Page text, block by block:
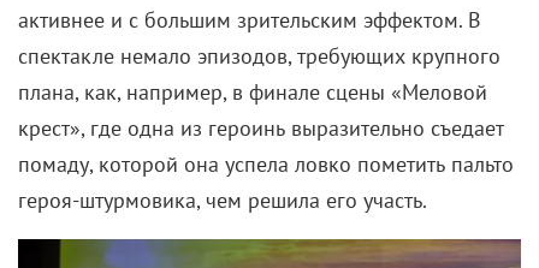
активнее и с большим зрительским эффектом. В
спектакле немало эпизодов, требующих крупного
плана, как, например, в финале сцены «Меловой
крест», где одна из героинь выразительно съедает
помаду, которой она успела ловко пометить пальто
героя-штурмовика, чем решила его участь.